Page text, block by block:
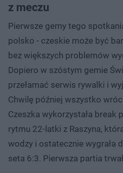
z meczu
Pierwsze gemy tego
polsko - czeskie może być
bez większych problemów
Dopiero w szóstym gemie
przełamać serwis rywalki i
Chwilę później wszystko
Czeszka wykorzystała break
rytmu 22-latki z Raszyna,
wodzy i ostatecznie wygrała
seta 6:3. Pierwsza partia